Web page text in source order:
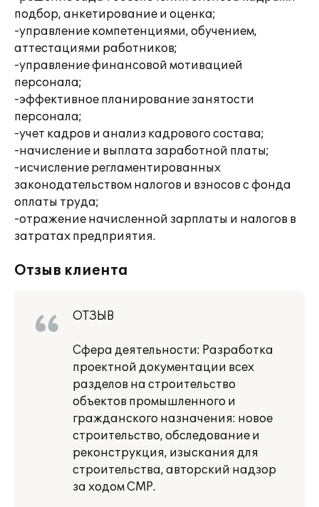
подбор, анкетирование и оценка;
-управление компетенциями, обучением,
аттестациями работников;
-управление финансовой мотивацией
персонала;
-эффективное планирование занятости
персонала;
-учет кадров и анализ кадрового состава;
-начисление и выплата заработной платы;
-исчисление регламентированных
законодательством налогов и взносов с фонда
оплаты труда;
-отражение начисленной зарплаты и налогов в
затратах предприятия.
Отзыв клиента
ОТЗЫВ
Сфера деятельности: Разработка
проектной документации всех
разделов на строительство
объектов промышленного и
гражданского назначения: новое
строительство, обследование и
реконструкция, изыскания для
строительства, авторский надзор
за ходом СМР.